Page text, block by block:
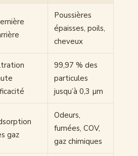
Poussières
épaisses, poils,
cheveux
99,97 % des
particules
jusqu’à 0,3 µm
gaz
Odeurs,
fumées, COV,
gaz chimiques